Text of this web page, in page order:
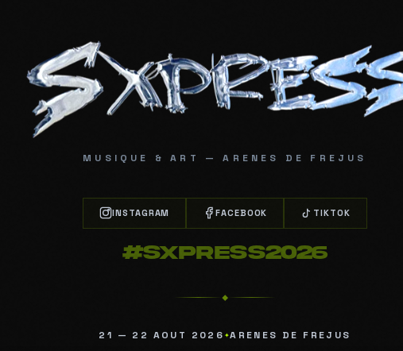
MUSIQUE & ART — ARENES DE FREJUS
INSTAGRAM FACEBOOK TIKTOK
#SXPRESS2026
◆
21 — 22 AOUT 2026 ✦ARENES DE FREJUS